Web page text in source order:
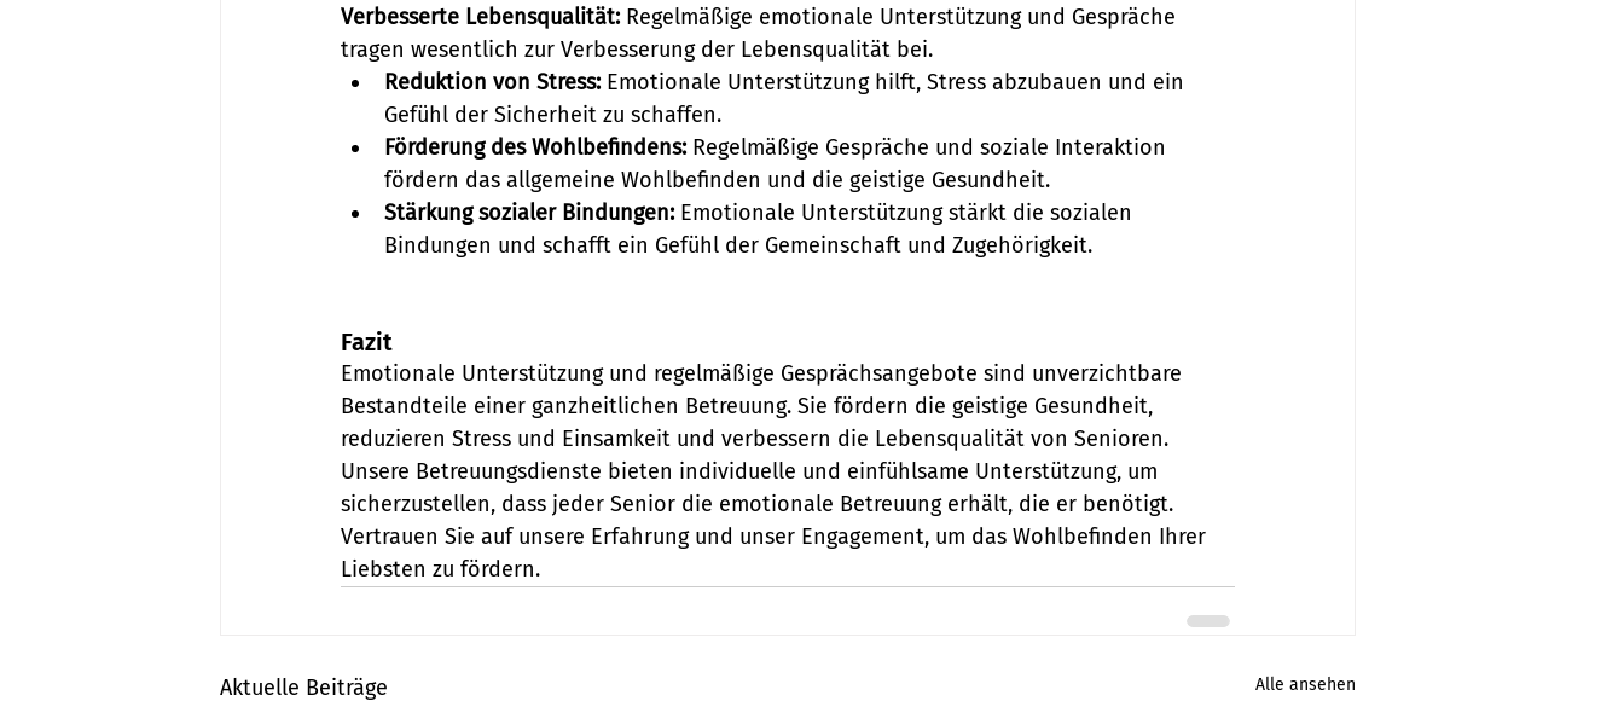
Verbesserte Lebensqualität: Regelmäßige emotionale Unterstützung und Gespräche
tragen wesentlich zur Verbesserung der Lebensqualität bei.
Reduktion von Stress: Emotionale Unterstützung hilft, Stress abzubauen und ein
Gefühl der Sicherheit zu schaffen.
Förderung des Wohlbefindens: Regelmäßige Gespräche und soziale Interaktion
fördern das allgemeine Wohlbefinden und die geistige Gesundheit.
Stärkung sozialer Bindungen: Emotionale Unterstützung stärkt die sozialen
Bindungen und schafft ein Gefühl der Gemeinschaft und Zugehörigkeit.
Fazit
Emotionale Unterstützung und regelmäßige Gesprächsangebote sind unverzichtbare
Bestandteile einer ganzheitlichen Betreuung. Sie fördern die geistige Gesundheit,
reduzieren Stress und Einsamkeit und verbessern die Lebensqualität von Senioren.
Unsere Betreuungsdienste bieten individuelle und einfühlsame Unterstützung, um
sicherzustellen, dass jeder Senior die emotionale Betreuung erhält, die er benötigt.
Vertrauen Sie auf unsere Erfahrung und unser Engagement, um das Wohlbefinden Ihrer
Liebsten zu fördern.
Aktuelle Beiträge Alle ansehen